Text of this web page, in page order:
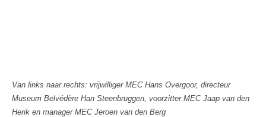
Van links naar rechts: vrijwilliger MEC Hans Overgoor, directeur
Museum Belvédère Han Steenbruggen, voorzitter MEC Jaap van den
Herik en manager MEC Jeroen van den Berg